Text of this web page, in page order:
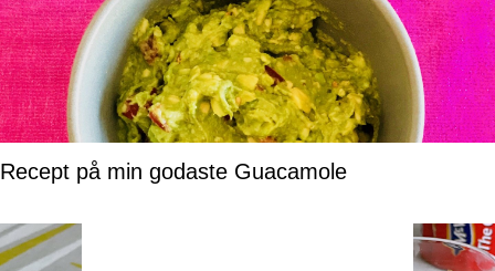
Recept på min godaste Guacamole